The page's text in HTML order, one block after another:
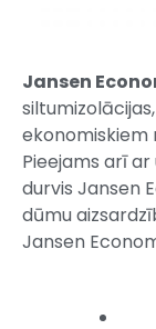
Jansen
ekonomiskiem
Pieejams arī
durvis Jansen
dūmu
Jansen